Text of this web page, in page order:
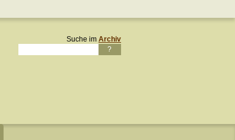
Suche im Archiv